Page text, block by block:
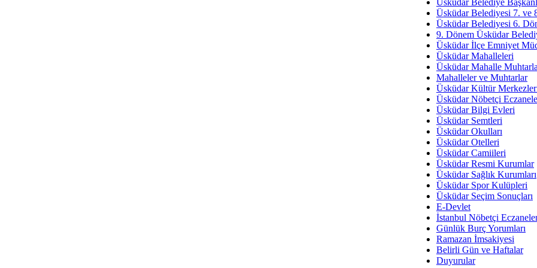
İmar Sorunlarının Genel
Arakan
Bayramın
Ruhsal
Üsküdar
Üsküdar Belediye
Üsküdar Belediyesi 7. ve
Üsküdar Belediyesi 6.
9. Dönem Üsküdar
Üsküdar İlçe Emniyet
Üsküdar Mahalleleri
Üsküdar Mahalle
Mahalleler ve Muhtarlar
Üsküdar Kültür
Üsküdar Nöbetçi
Üsküdar Bilgi Evleri
Üsküdar Semtleri
Üsküdar Okulları
Üsküdar Otelleri
Üsküdar Camiileri
Üsküdar Resmi Kurumlar
Üsküdar Sağlık Kurumları
Üsküdar Spor Kulüpleri
Üsküdar Seçim Sonuçları
E-Devlet
İstanbul Nöbetçi
Günlük Burç Yorumları
Ramazan İmsakiyesi
Belirli Gün ve Haftalar
Duyurular